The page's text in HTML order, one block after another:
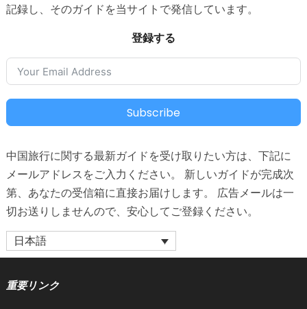
記録し、そのガイドを当サイトで発信しています。
登録する
Subscribe
中国旅行に関する最新ガイドを受け取りたい方は、下記に
メールアドレスをご入力ください。 新しいガイドが完成次
第、あなたの受信箱に直接お届けします。 広告メールは一
切お送りしませんので、安心してご登録ください。
日本語
重要リンク